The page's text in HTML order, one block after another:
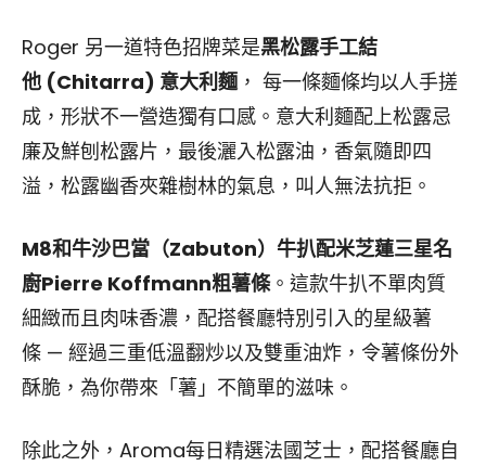
Roger 另一道特色招牌菜是黑松露手工結
他 (Chitarra) 意大利麵， 每一條麵條均以人手搓
成，形狀不一營造獨有口感。意大利麵配上松露忌
廉及鮮刨松露片，最後灑入松露油，香氣隨即四
溢，松露幽香夾雜樹林的氣息，叫人無法抗拒。
M8和牛沙巴當（Zabuton）牛扒配米芝蓮三星名
廚Pierre Koffmann粗薯條。這款牛扒不單肉質
細緻而且肉味香濃，配搭餐廳特別引入的星級薯
條 — 經過三重低溫翻炒以及雙重油炸，令薯條份外
酥脆，為你帶來「薯」不簡單的滋味。
除此之外，Aroma每日精選法國芝士，配搭餐廳自